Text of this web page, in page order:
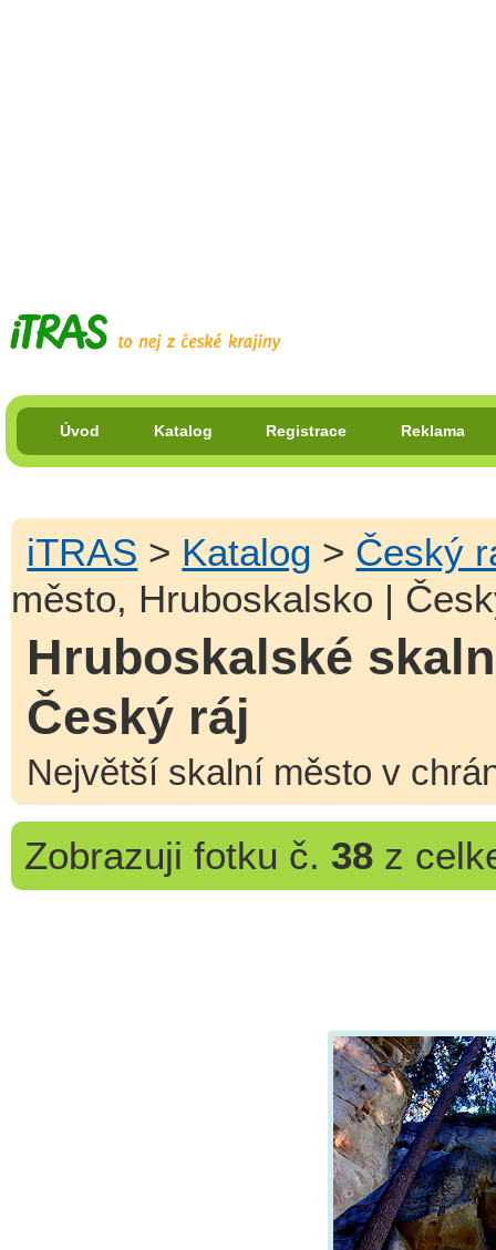
Úvod Katalog Registrace Reklama
iTRAS > Katalog > Český
město, Hruboskalsko |
Hruboskalské
Český ráj
Největší skalní město v
Zobrazuji fotku č. 38z